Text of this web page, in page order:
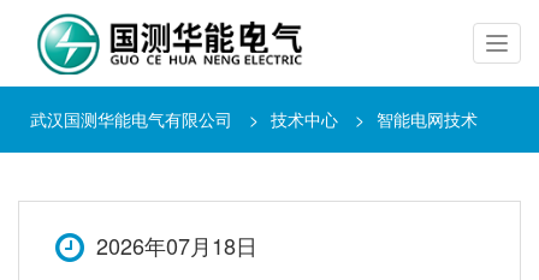
武汉国测华能电气有限公司 > 技术中心 > 智能电网技术
2026年07月18日